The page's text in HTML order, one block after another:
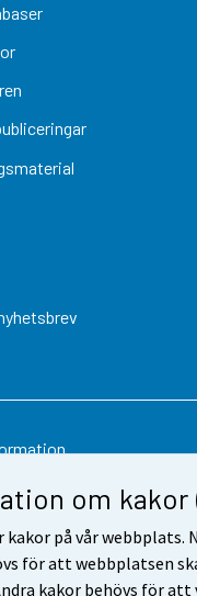
om kakor
kakor på vår webbplats.
för att webbplatsen
kakor behövs för att